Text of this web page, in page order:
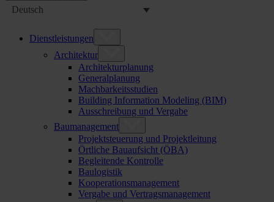
Deutsch
Dienstleistungen
Architektur
Architekturplanung
Generalplanung
Machbarkeitsstudien
Building Information Modeling (BIM)
Ausschreibung und Vergabe
Baumanagement
Projektsteuerung und Projektleitung
Örtliche Bauaufsicht (ÖBA)
Begleitende Kontrolle
Baulogistik
Kooperationsmanagement
Vergabe und Vertragsmanagement